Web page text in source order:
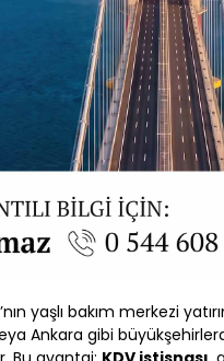
yaşlı bakım merkezi
Ankara gibi